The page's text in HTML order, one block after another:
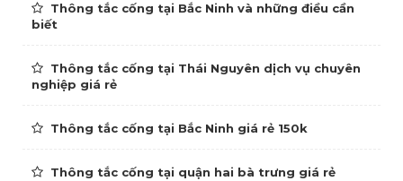
Thông tắc cống tại Bắc Ninh và những điều cần
biết
Thông tắc cống tại Thái Nguyên dịch vụ chuyên
nghiệp giá rẻ
Thông tắc cống tại Bắc Ninh giá rẻ 150k
Thông tắc cống tại quận hai bà trưng giá rẻ